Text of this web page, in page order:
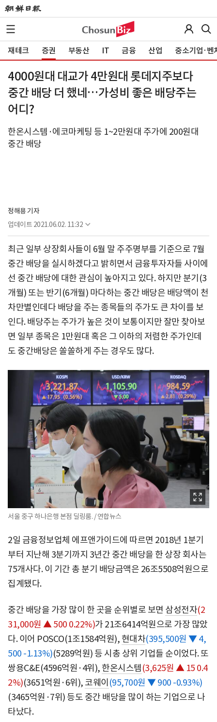
재테크 증권 부동산 IT 금융 산업 중소기업·벤
4000원대 대교가 4만원대 롯데지주보다
중간 배당 더 했네…가성비 좋은 배당주는
어디?
한온시스템·에코마케팅 등 1~2만원대 주가에 200원대
중간 배당
정해용 기자
업데이트 2021.06.02. 11:32
최근 일부 상장회사들이 6월 말 주주명부를 기준으로 7월
중간 배당을 실시하겠다고 밝히면서 금융투자자들 사이에
선 중간 배당에 대한 관심이 높아지고 있다. 하지만 분기(3
개월) 또는 반기(6개월) 마다하는 중간 배당은 배당액이 천
차만별인데다 배당을 주는 종목들의 주가도 큰 차이를 보
인다. 배당주는 주가가 높은 것이 보통이지만 잘만 찾아보
면 일부 종목은 1만원대 혹은 그 이하의 저렴한 주가인데
도 중간배당은 쏠쏠하게 주는 경우도 많다.
서울 중구 하나은행 본점 딜링룸. / 연합뉴스
2일 금융정보업체 에프앤가이드에 따르면 2018년 1분기
부터 지난해 3분기까지 3년간 중간 배당을 한 상장 회사는
75개사다. 이 기간 총 분기 배당금액은 26조5508억원으로
집계됐다.
중간 배당을 가장 많이 한 곳을 순위별로 보면 삼성전자(2
31,000원 ▲ 500 0.22%)가 21조6414억원으로 가장 많았
다. 이어 POSCO(1조1584억원), 현대차(395,500원 ▼ 4,
500 -1.13%)(5289억원) 등 시총 상위 기업들 순이었다. 또
쌍용C&E(4596억원·4위), 한온시스템(3,625원 ▲ 15 0.4
2%)(3651억원·6위), 코웨이 (95,700원 ▼ 900 -0.93%)
(3465억원·7위) 등도 중간 배당을 많이 하는 기업으로 나
타났다.